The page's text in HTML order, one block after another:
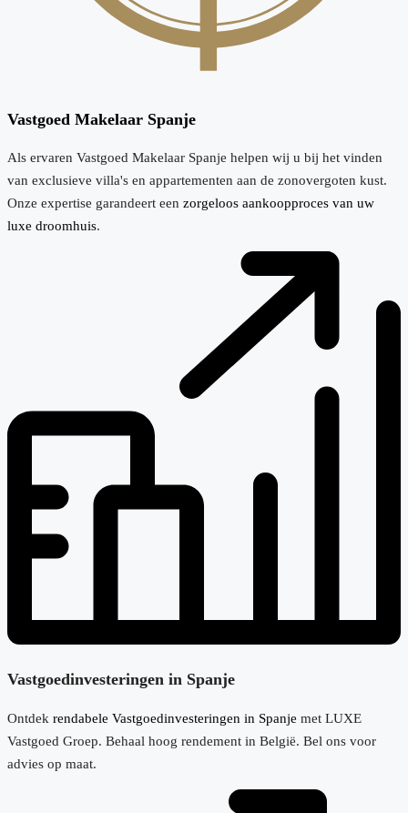
Vastgoed Makelaar Spanje
Als ervaren Vastgoed Makelaar Spanje helpen wij u bij het vinden
van exclusieve villa's en appartementen aan de zonovergoten kust.
Onze expertise garandeert een zorgeloos aankoopproces van uw
luxe droomhuis.
Vastgoedinvesteringen in Spanje
Ontdek rendabele Vastgoedinvesteringen in Spanje met LUXE
Vastgoed Groep. Behaal hoog rendement in België. Bel ons voor
advies op maat.